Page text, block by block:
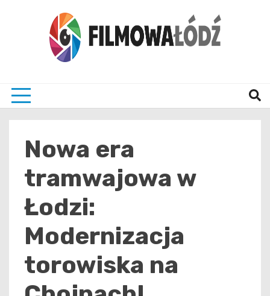
Nowa era
tramwajowa w
Łodzi:
Modernizacja
torowiska na